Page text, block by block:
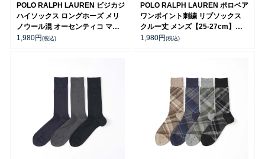
POLO RALPH LAUREN ビジカジ
ハイソックス ロングホーズ メリ
ノウール混 オーセンティコ マテ
ィーニベア メンズ 92041900
1,980円(税込)
POLO RALPH LAUREN ポロベア
ワンポイント刺繍 リブソックス
クルー丈 メンズ【25-27cm】
【27-29cm】 02012450
1,980円(税込)